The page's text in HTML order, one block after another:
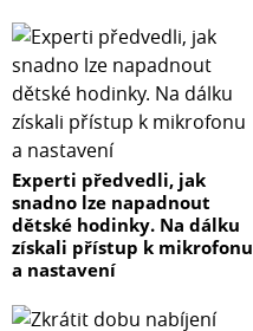
Experti předvedli, jak
snadno lze napadnout
dětské hodinky. Na dálku
získali přístup k mikrofonu
a nastavení